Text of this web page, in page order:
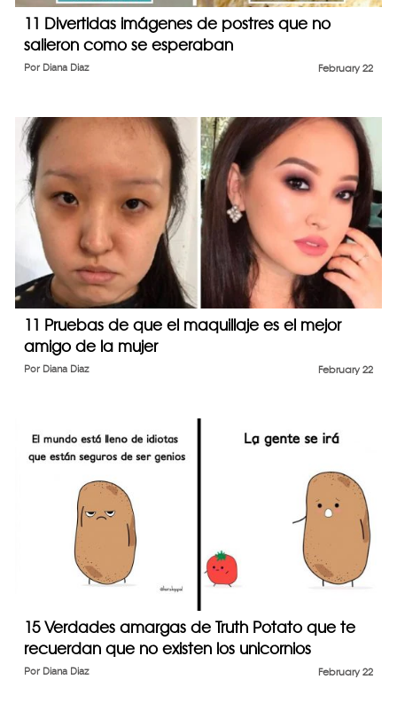
11 Divertidas imágenes de postres que no
salieron como se esperaban
February 22
Por Diana Diaz
11 Pruebas de que el maquillaje es el mejor
amigo de la mujer
February 22
Por Diana Diaz
15 Verdades amargas de Truth Potato que te
recuerdan que no existen los unicornios
February 22
Por Diana Diaz